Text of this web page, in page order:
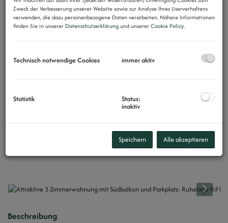
Beschreibung
Zweck der Verbesserung unserer Website sowie zur Analyse Ihres Userverhaltens
verwenden, die dazu personenbezogene Daten verarbeiten. Nähere Informationen
finden Sie in unserer Datenschutzerklärungund unsererCookie Policy.
Technisch notwendige Cookies immer aktiv
Statistik Status:
inaktiv
Speichern Alle akzeptieren